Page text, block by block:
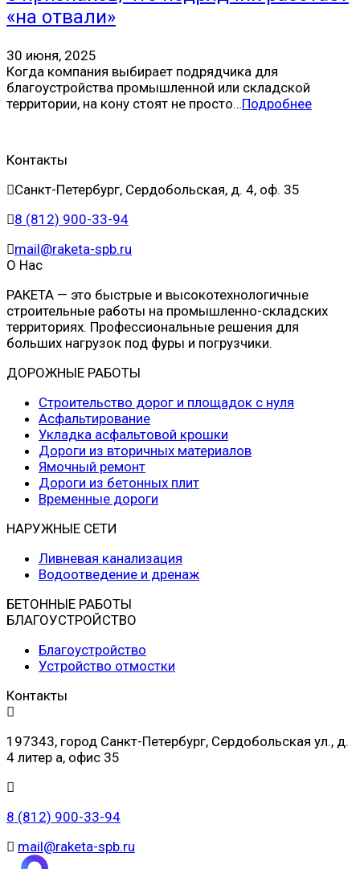
«на отвали»
30 июня, 2025
Когда компания выбирает подрядчика для
благоустройства промышленной или складской
территории, на кону стоят не просто…Подробнее
Контакты
Санкт-Петербург, Сердобольская, д. 4, оф. 35
8 (812) 900-33-94
mail@raketa-spb.ru
О Нас
РАКЕТА — это быстрые и высокотехнологичные
строительные работы на промышленно-складских
территориях. Профессиональные решения для
больших нагрузок под фуры и погрузчики.
ДОРОЖНЫЕ РАБОТЫ
Строительство дорог и площадок с нуля
Асфальтирование
Укладка асфальтовой крошки
Дороги из вторичных материалов
Ямочный ремонт
Дороги из бетонных плит
Временные дороги
НАРУЖНЫЕ СЕТИ
Ливневая канализация
Водоотведение и дренаж
БЕТОННЫЕ РАБОТЫ
БЛАГОУСТРОЙСТВО
Благоустройство
Устройство отмостки
Контакты
197343, город Санкт-Петербург, Сердобольская ул., д.
4 литер а, офис 35
8 (812) 900-33-94
mail@raketa-spb.ru